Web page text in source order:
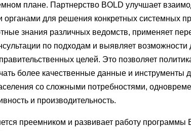
плане. Партнерство BOLD улучшает
органами для решения конкретных системных
знания различных ведомств, применяет
по подходам и выявляет возможности
целей. Это позволяет
более качественные данные и инструменты
со сложными потребностями,
и производительность.
преемником и развивает работу программы